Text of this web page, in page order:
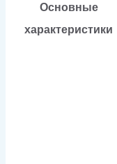
Основные
характеристики